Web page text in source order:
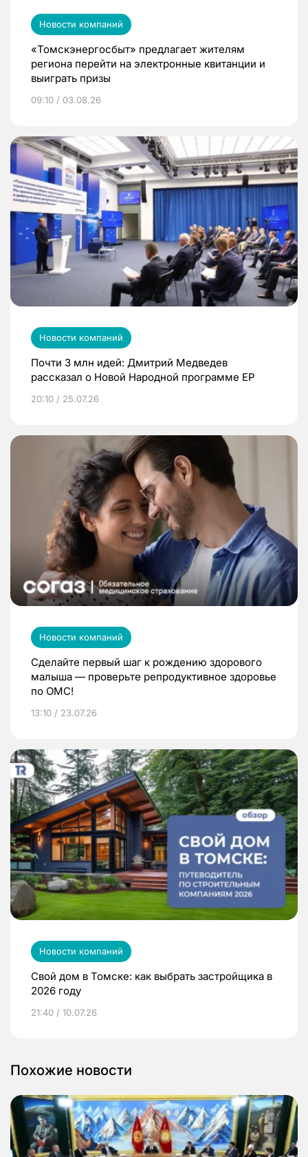
Новости компаний
«Томскэнергосбыт» предлагает жителям
региона перейти на электронные квитанции и
выиграть призы
09:10 / 03.08.26
Новости компаний
Почти 3 млн идей: Дмитрий Медведев
рассказал о Новой Народной программе ЕР
20:10 / 25.07.26
Новости компаний
Сделайте первый шаг к рождению здорового
малыша — проверьте репродуктивное здоровье
по ОМС!
13:10 / 23.07.26
Новости компаний
Свой дом в Томске: как выбрать застройщика в
2026 году
21:40 / 10.07.26
Похожие новости